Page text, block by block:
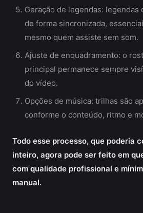
Geração de legendas: legendas
de forma sincronizada,
mesmo quem assiste sem som.
Ajuste de enquadramento: o
principal permanece sempre
do vídeo.
Opções de música: trilhas são
conforme o conteúdo, ritmo e
Todo esse processo, que poderia
inteiro, agora pode ser feito em
com qualidade profissional e
manual.